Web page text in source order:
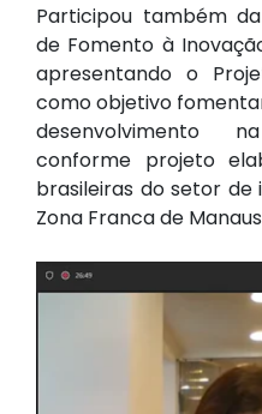
Participou também
de Fomento à
apresentando o
como objetivo
desenvolvimento
conforme projeto
brasileiras do setor
Zona Franca de